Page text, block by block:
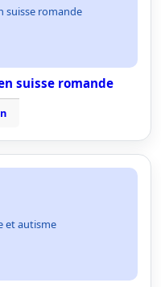
suisse romande
suisse romande
et autisme